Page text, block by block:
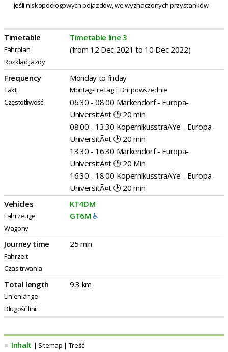
jeśli niskopodłogowych pojazdów, we wyznaczonych przystanków
Timetable
Fahrplan
Rozkład jazdy
Timetable line 3
(from 12 Dec 2021 to 10 Dec 2022)
Frequency
Takt
Częstotliwość
Monday to friday
Montag-Freitag | Dni powszednie
06:30 - 08:00 Markendorf - Europa-
UniversitÃ¤t 🕑 20 min
08:00 - 13:30 KopernikusstraÃŸe - Europa-
UniversitÃ¤t 🕑 20 min
13:30 - 16:30 Markendorf - Europa-
UniversitÃ¤t 🕑 20 Min
16:30 - 18:00 KopernikusstraÃŸe - Europa-
UniversitÃ¤t 🕑 20 min
Vehicles
Fahrzeuge
Wagony
KT4DM
GT6M ♿
Journey time
Fahrzeit
Czas trwania
25 min
Total length
Linienlänge
Długość linii
9.3 km
■ Inhalt | Sitemap | Treść